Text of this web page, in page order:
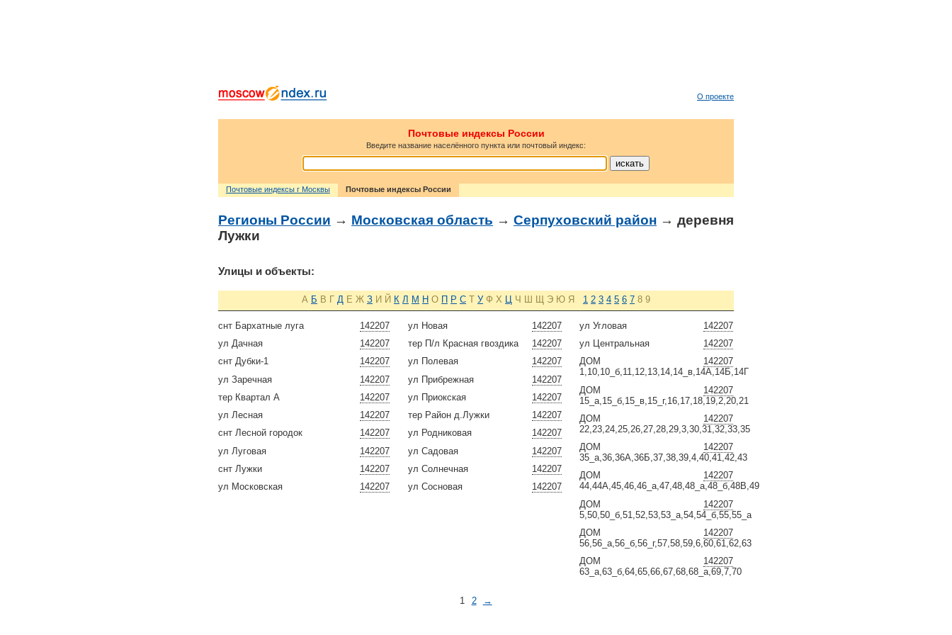
О проекте
Почтовые индексы России
Введите название населённого пункта или почтовый индекс:
Почтовые индексы г Москвы Почтовые индексы России
Регионы России → Московская область → Серпуховский район → деревня
Лужки
Улицы и объекты:
А Б В Г Д Е Ж З И Й К Л М Н О П Р С Т У Ф Х Ц Ч Ш Щ Э Ю Я 1 2 3 4 5 6 7 8 9
142207
снт Бархатные луга
142207
ул Дачная
142207
снт Дубки-1
142207
ул Заречная
142207
тер Квартал А
142207
ул Лесная
142207
снт Лесной городок
142207
ул Луговая
142207
снт Лужки
142207
ул Московская
142207
ул Новая
142207
тер П/л Красная гвоздика
142207
ул Полевая
142207
ул Прибрежная
142207
ул Приокская
142207
тер Район д.Лужки
142207
ул Родниковая
142207
ул Садовая
142207
ул Солнечная
142207
ул Сосновая
142207
ул Угловая
142207
ул Центральная
142207
ДОМ
1,10,10_б,11,12,13,14,14_в,14А,14Б,14Г
142207
ДОМ
15_а,15_б,15_в,15_г,16,17,18,19,2,20,21
142207
ДОМ
22,23,24,25,26,27,28,29,3,30,31,32,33,35
142207
ДОМ
35_а,36,36А,36Б,37,38,39,4,40,41,42,43
142207
ДОМ
44,44А,45,46,46_а,47,48,48_а,48_б,48В,49
142207
ДОМ
5,50,50_б,51,52,53,53_а,54,54_б,55,55_а
142207
ДОМ
56,56_а,56_б,56_г,57,58,59,6,60,61,62,63
142207
ДОМ
63_а,63_б,64,65,66,67,68,68_а,69,7,70
1 2 →